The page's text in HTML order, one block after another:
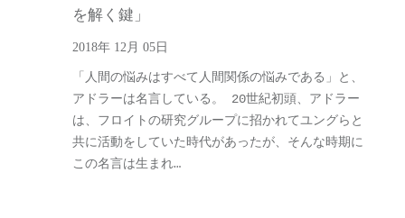
を解く鍵」
2018年 12月 05日
「人間の悩みはすべて人間関係の悩みである」と、
アドラーは名言している。 20世紀初頭、アドラー
は、フロイトの研究グループに招かれてユングらと
共に活動をしていた時代があったが、そんな時期に
この名言は生まれ…